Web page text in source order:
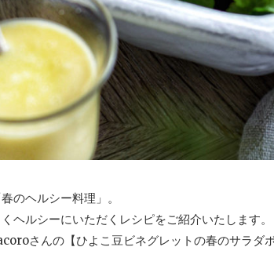
のヘルシー料理」。
ヘルシーにいただくレシピをご紹介いたします。
さんの【ひよこ豆ビネグレットの春のサラダ